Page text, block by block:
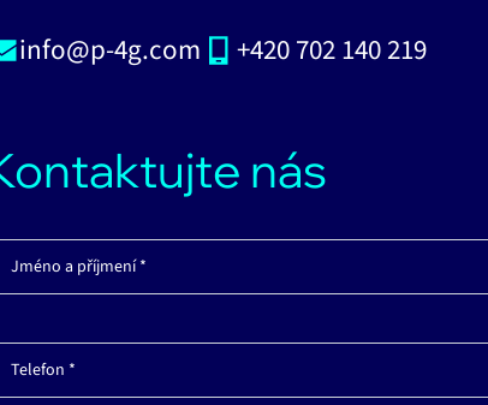
info@p-4g.com +420 702 140 219
nás
Jméno a příjmení *
Telefon *